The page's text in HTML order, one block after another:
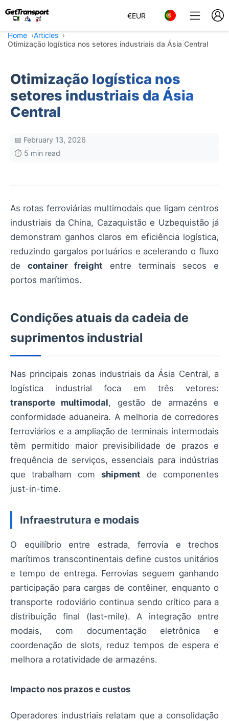
€EUR
Home
Articles
Otimização logística nos setores industriais da Ásia Central
Otimização logística nos
setores industriais da Ásia
Central
📅 February 13, 2026
⏱️ 5 min read
As rotas ferroviárias multimodais que ligam centros
industriais da China, Cazaquistão e Uzbequistão já
demonstram ganhos claros em eficiência logística,
reduzindo gargalos portuários e acelerando o fluxo
de container freight entre terminais secos e
portos marítimos.
Condições atuais da cadeia de
suprimentos industrial
Nas principais zonas industriais da Ásia Central, a
logística industrial foca em três vetores:
transporte multimodal, gestão de armazéns e
conformidade aduaneira. A melhoria de corredores
ferroviários e a ampliação de terminais intermodais
têm permitido maior previsibilidade de prazos e
frequência de serviços, essenciais para indústrias
que trabalham com shipment de componentes
just-in-time.
Infraestrutura e modais
O equilíbrio entre estrada, ferrovia e trechos
marítimos transcontinentais define custos unitários
e tempo de entrega. Ferrovias seguem ganhando
participação para cargas de contêiner, enquanto o
transporte rodoviário continua sendo crítico para a
distribuição final (last-mile). A integração entre
modais, com documentação eletrônica e
coordenação de slots, reduz tempos de espera e
melhora a rotatividade de armazéns.
Impacto nos prazos e custos
Operadores industriais relatam que a consolidação